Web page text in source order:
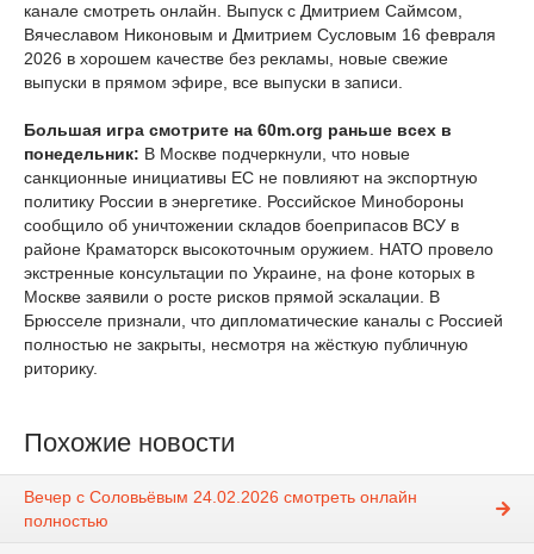
канале смотреть онлайн. Выпуск с Дмитрием Саймсом,
Вячеславом Никоновым и Дмитрием Сусловым 16 февраля
2026 в хорошем качестве без рекламы, новые свежие
выпуски в прямом эфире, все выпуски в записи.
Большая игра смотрите на 60m.org раньше всех в
понедельник: В Москве подчеркнули, что новые
санкционные инициативы ЕС не повлияют на экспортную
политику России в энергетике. Российское Минобороны
сообщило об уничтожении складов боеприпасов ВСУ в
районе Краматорск высокоточным оружием. НАТО провело
экстренные консультации по Украине, на фоне которых в
Москве заявили о росте рисков прямой эскалации. В
Брюсселе признали, что дипломатические каналы с Россией
полностью не закрыты, несмотря на жёсткую публичную
риторику.
Похожие новости
Вечер с Соловьёвым 24.02.2026 смотреть онлайн
полностью